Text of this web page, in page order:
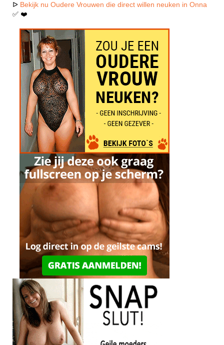
ᐅ Bekijk nu Oudere Vrouwen die direct willen neuken in Onna
✅ ❤️